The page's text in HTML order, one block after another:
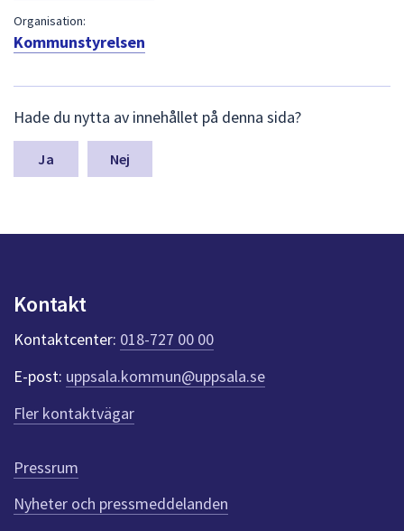
Organisation:
Kommunstyrelsen
ä
m
a
n
k
t
e
r
f
ö
r
e
n
n
a
Hade du nytta av innehållet på denna sida?
Nej
Kontakt
Kontaktcenter: 018-727 00 00
E-post: uppsala.kommun@uppsala.se
Fler kontaktvägar
Pressrum
Nyheter och pressmeddelanden